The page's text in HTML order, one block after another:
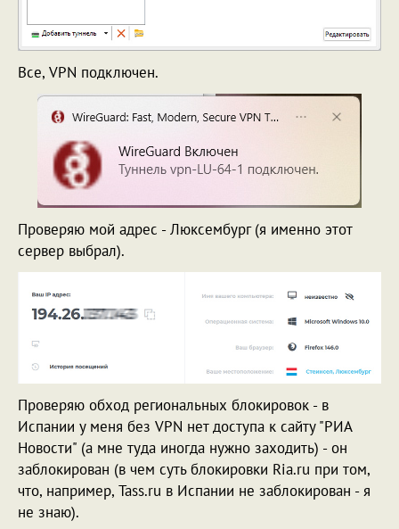
Все, VPN подключен.
Проверяю мой адрес - Люксембург (я именно этот
сервер выбрал).
Проверяю обход региональных блокировок - в
Испании у меня без VPN нет доступа к сайту "РИА
Новости" (а мне туда иногда нужно заходить) - он
заблокирован (в чем суть блокировки Ria.ru при том,
что, например, Tass.ru в Испании не заблокирован - я
не знаю).